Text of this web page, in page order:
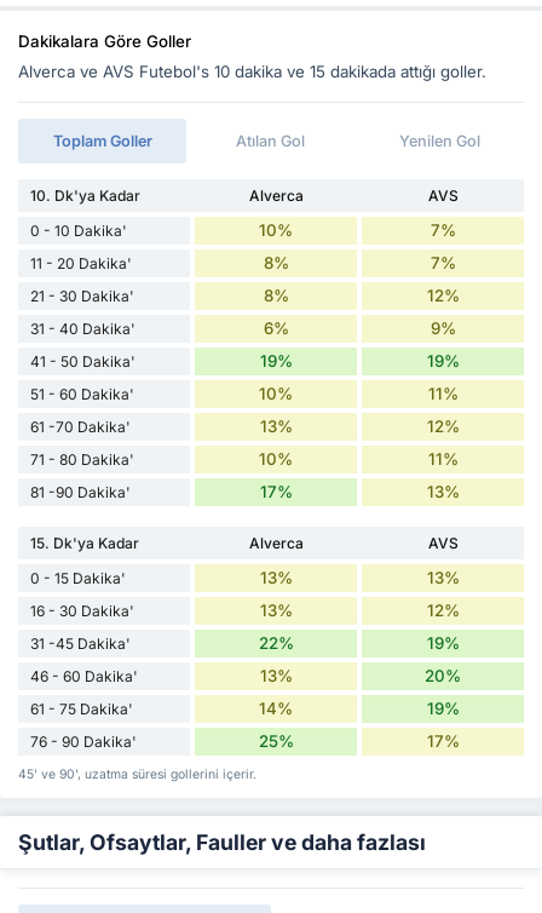
Dakikalara Göre Goller
Alverca ve AVS Futebol's 10 dakika ve 15 dakikada attığı goller.
Toplam Goller Atılan Gol Yenilen Gol
10. Dk'ya Kadar Alverca
AVS
0 - 10 Dakika'
10% 7%
11 - 20 Dakika' 8% 7%
21 - 30 Dakika' 8% 12%
31 - 40 Dakika' 6% 9%
41 - 50 Dakika' 19% 19%
51 - 60 Dakika' 10% 11%
61 -70 Dakika' 13% 12%
71 - 80 Dakika' 10% 11%
81 -90 Dakika' 17% 13%
15. Dk'ya Kadar Alverca
AVS
0 - 15 Dakika'
13% 13%
16 - 30 Dakika' 13% 12%
31 -45 Dakika' 22% 19%
46 - 60 Dakika' 13% 20%
61 - 75 Dakika' 14% 19%
76 - 90 Dakika' 25% 17%
45' ve 90', uzatma süresi gollerini içerir.
Şutlar, Ofsaytlar, Fauller ve daha fazlası